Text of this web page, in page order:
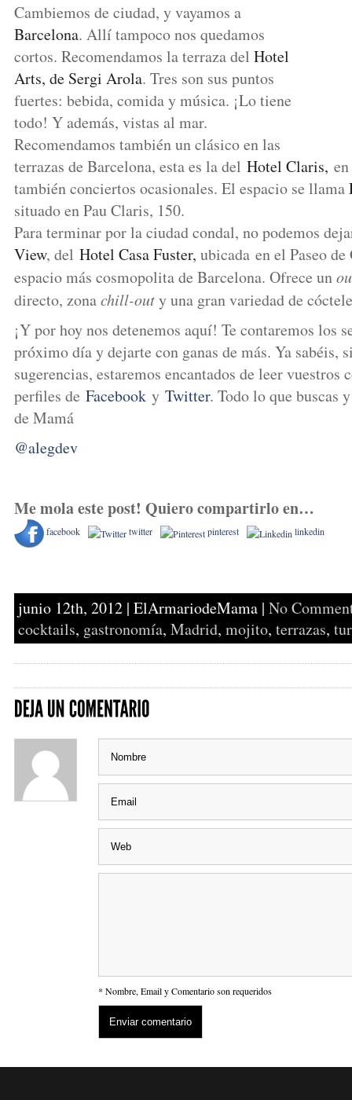
Cambiemos de ciudad, y vayamos a
Barcelona. Allí tampoco nos quedamos
cortos. Recomendamos la terraza del Hotel
Arts, de Sergi Arola. Tres son sus puntos
fuertes: bebida, comida y música. ¡Lo tiene
todo! Y además, vistas al mar.
Recomendamos también un clásico en las
terrazas de Barcelona, esta es la del Hotel Claris,
también conciertos ocasionales. El espacio se llama
situado en Pau Claris, 150.
Para terminar por la ciudad condal, no podemos
View, del Hotel Casa Fuster, ubicada en el Paseo
espacio más cosmopolita de Barcelona. Ofrece un
directo, zonachill-outy una gran variedad de
¡Y por hoy nos detenemos aquí! Te contaremos los
próximo día y dejarte con ganas de más. Ya sabéis,
sugerencias, estaremos encantados de leer vuestros
perfiles de Facebook y Twitter. Todo lo que buscas
de Mamá
@alegdev
Me mola este post! Quiero compartirlo en…
facebook twitter pinterest linkedin
junio 12th, 2012 | ElArmariodeMama | No
cocktails, gastronomía, Madrid, mojito, terrazas,
* Nombre, Email y Comentario son requeridos